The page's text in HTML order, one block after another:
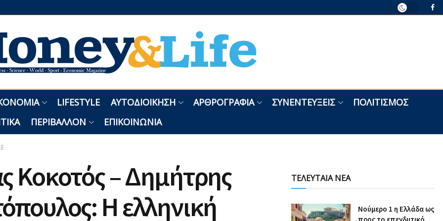
LIFESTYLE ΑΥΤΟΔΙΟΊΚΗΣΗ ΑΡΘΡΟΓΡΑΦΊΑ ΣΥΝΕΝΤΕΎΞΕΙΣ
ΠΟΛΙΤΙΣΜΌΣ
ΠΕΡΙΒΆΛΛΟΝ ΕΠΙΚΟΙΝΩΝΊΑ
Κοκοτός – Δημήτρης
Η ελληνική
ΤΕΛΕΥΤΑΙΑ ΝΕΑ
Nούμερο 1 η Ελλάδα ως